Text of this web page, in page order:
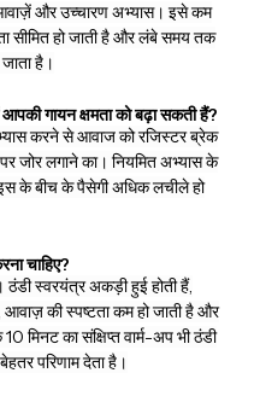
और उच्चारण अभ्यास। इसे कम
सीमित हो जाती है और लंबे समय तक
है।
गायन क्षमता को बढ़ा सकती हैं?
करने से आवाज को रजिस्टर ब्रेक
जोर लगाने का। नियमित अभ्यास के
के बीच के पैसेगी अधिक लचीले हो
चाहिए?
स्वरयंत्र अकड़ी हुई होती हैं,
की स्पष्टता कम हो जाती है और
मिनट का संक्षिप्त वार्म-अप भी ठंडी
परिणाम देता है।